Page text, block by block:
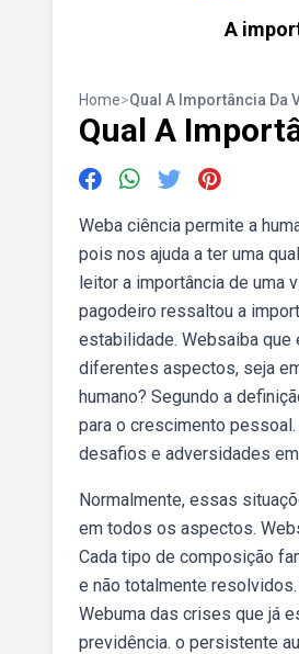
A
Home>Qual A Importância Da
Qual A
Weba ciência permite a
pois nos ajuda a ter uma
leitor a importância de uma
pagodeiro ressaltou a
estabilidade. Websaiba que
diferentes aspectos, seja
humano? Segundo a
para o crescimento
desafios e adversidades
Normalmente, essas
em todos os aspectos.
Cada tipo de composição
e não totalmente
Webuma das crises que já
previdência. o persistente